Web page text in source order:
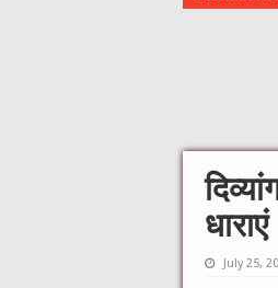
धाराएं
July 25,